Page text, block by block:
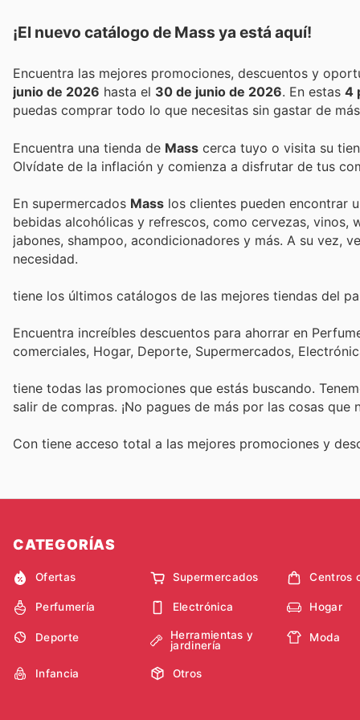
¡El nuevo catálogo de Mass ya está aquí!
junio de 2026 hasta el 30 de junio de 2026 . En estas 4
puedas comprar todo lo que necesitas sin gastar de
Encuentra una tienda de Mass cerca tuyo o visita su
Olvídate de la inflación y comienza a disfrutar de tus
En supermercados Mass los clientes pueden encontrar
bebidas alcohólicas y refrescos, como cervezas, vinos,
jabones, shampoo, acondicionadores y más. A su vez,
necesidad.
tiene los últimos catálogos de las mejores tiendas del
Encuentra increíbles descuentos para ahorrar en
comerciales, Hogar, Deporte, Supermercados,
tiene todas las promociones que estás buscando.
salir de compras. ¡No pagues de más por las cosas que
Con tiene acceso total a las mejores promociones y
CATEGORÍAS
Ofertas Supermercados Centros
Perfumería Electrónica Hogar
Deporte
Herramientas y
jardinería
Moda
Infancia Otros